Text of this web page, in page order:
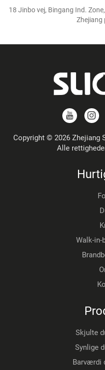
18 Jinbo vej, Bingang Ind.
Zhejiang
Copyright © 2026 Zhejiang
Alle
Walk-
Skjulte
Synlige
Barværdi